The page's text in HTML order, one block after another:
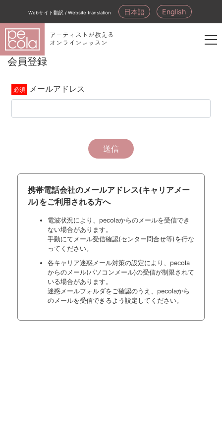
Webサイト翻訳 / Website translation 日本語 English
アーティストが教える
オンラインレッスン
登
録
会員登録
メールアドレス
送信
携帯電話会社のメールアドレス(キャリアメー
ル)をご利用される方へ
電波状況により、pecolaからのメールを受信でき
ない場合があります。
手動にてメール受信確認(センター問合せ等)を行な
ってください。
各キャリア迷惑メール対策の設定により、pecola
からのメール(パソコンメール)の受信が制限されて
いる場合があります。
迷惑メールフォルダをご確認のうえ、pecolaから
のメールを受信できるよう設定してください。